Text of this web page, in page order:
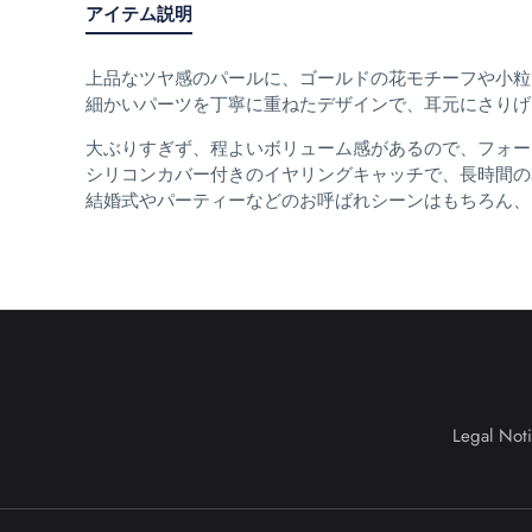
アイテム説明
上品なツヤ感のパールに、ゴールドの花モチーフや小
細かいパーツを丁寧に重ねたデザインで、耳元にさり
大ぶりすぎず、程よいボリューム感があるので、フォ
シリコンカバー付きのイヤリングキャッチで、長時間
結婚式やパーティーなどのお呼ばれシーンはもちろん
Legal